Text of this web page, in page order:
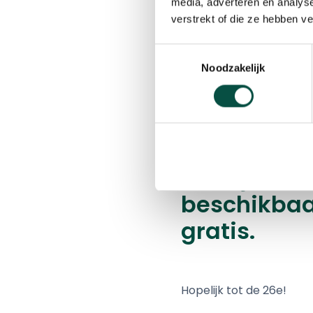
verstrekt of die ze hebben
Noodzakelijk
binnen als buiten zijn
Na een presentatie
we een rondleiding bij
Lijkt het je
gratis.
Hopelijk tot de 26e!